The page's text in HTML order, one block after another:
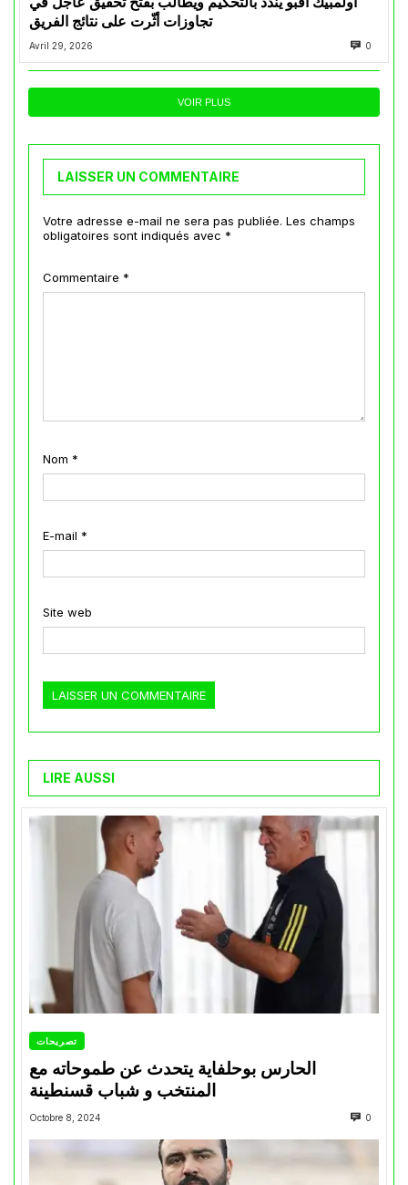
تجاوزات أثّرت على نتائج الفريق
Avril 29, 2026 0
VOIR PLUS
LAISSER UN COMMENTAIRE
Votre adresse e-mail ne sera pas publiée. Les champs
obligatoires sont indiqués avec *
Commentaire *
Nom *
E-mail *
Site web
LIRE AUSSI
تصريحات
الحارس بوحلفاية يتحدث عن طموحاته مع
المنتخب و شباب قسنطينة
Octobre 8, 2024 0